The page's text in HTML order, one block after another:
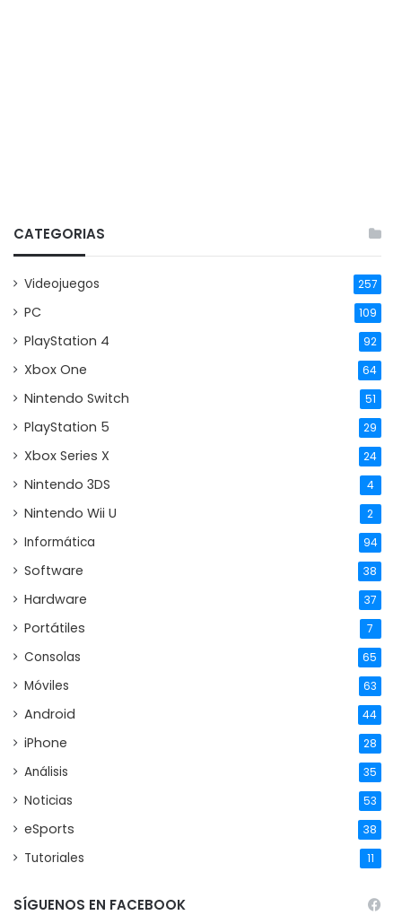
CATEGORIAS
Videojuegos 257
PC 109
PlayStation 4 92
Xbox One 64
Nintendo Switch 51
PlayStation 5 29
Xbox Series X 24
Nintendo 3DS 4
Nintendo Wii U 2
Informática 94
Software 38
Hardware 37
Portátiles 7
Consolas 65
Móviles 63
Android 44
iPhone 28
Análisis 35
Noticias 53
eSports 38
Tutoriales 11
SÍGUENOS EN FACEBOOK